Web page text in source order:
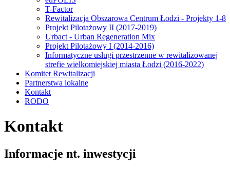
T-Factor
Rewitalizacja Obszarowa Centrum Łodzi - Projekty 1-8
Projekt Pilotażowy II (2017-2019)
Urbact - Urban Regeneration Mix
Projekt Pilotażowy I (2014-2016)
Informatyczne usługi przestrzenne w rewitalizowanej
strefie wielkomiejskiej miasta Łodzi (2016-2022)
Komitet Rewitalizacji
Partnerstwa lokalne
Kontakt
RODO
Kontakt
Informacje nt. inwestycji